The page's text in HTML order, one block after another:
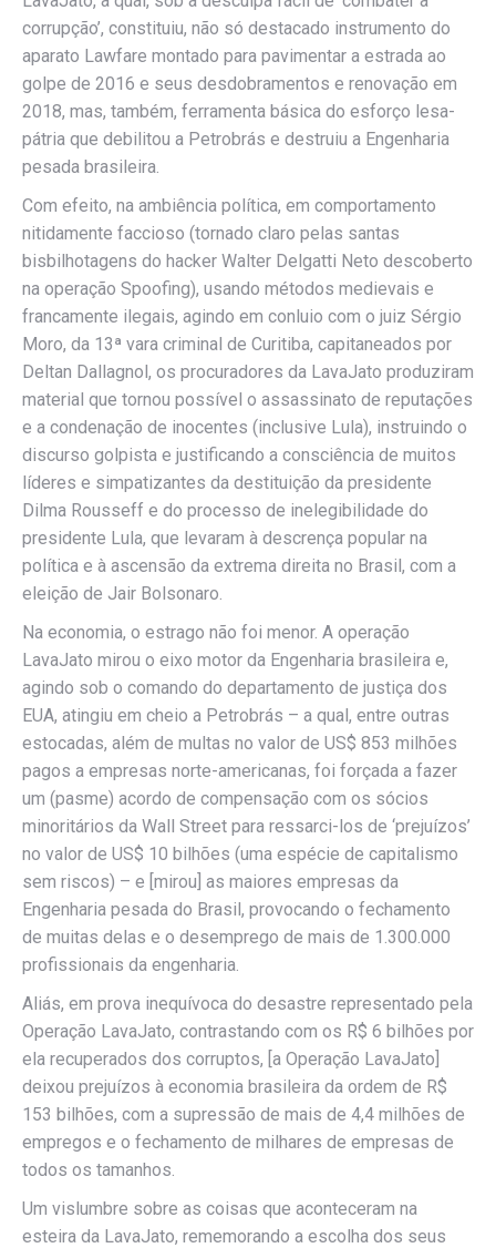
corrupção’, constituiu, não só destacado instrumento do
aparato Lawfare montado para pavimentar a estrada ao
golpe de 2016 e seus desdobramentos e renovação em
2018, mas, também, ferramenta básica do esforço lesa-
pátria que debilitou a Petrobrás e destruiu a Engenharia
pesada brasileira.
Com efeito, na ambiência política, em comportamento
nitidamente faccioso (tornado claro pelas santas
bisbilhotagens do hacker Walter Delgatti Neto descoberto
na operação Spoofing), usando métodos medievais e
francamente ilegais, agindo em conluio com o juiz Sérgio
Moro, da 13ª vara criminal de Curitiba, capitaneados por
Deltan Dallagnol, os procuradores da LavaJato produziram
material que tornou possível o assassinato de reputações
e a condenação de inocentes (inclusive Lula), instruindo o
discurso golpista e justificando a consciência de muitos
líderes e simpatizantes da destituição da presidente
Dilma Rousseff e do processo de inelegibilidade do
presidente Lula, que levaram à descrença popular na
política e à ascensão da extrema direita no Brasil, com a
eleição de Jair Bolsonaro.
Na economia, o estrago não foi menor. A operação
LavaJato mirou o eixo motor da Engenharia brasileira e,
agindo sob o comando do departamento de justiça dos
EUA, atingiu em cheio a Petrobrás – a qual, entre outras
estocadas, além de multas no valor de US$ 853 milhões
pagos a empresas norte-americanas, foi forçada a fazer
um (pasme) acordo de compensação com os sócios
minoritários da Wall Street para ressarci-los de ‘prejuízos’
no valor de US$ 10 bilhões (uma espécie de capitalismo
sem riscos) – e [mirou] as maiores empresas da
Engenharia pesada do Brasil, provocando o fechamento
de muitas delas e o desemprego de mais de 1.300.000
profissionais da engenharia.
Aliás, em prova inequívoca do desastre representado pela
Operação LavaJato, contrastando com os R$ 6 bilhões por
ela recuperados dos corruptos, [a Operação LavaJato]
deixou prejuízos à economia brasileira da ordem de R$
153 bilhões, com a supressão de mais de 4,4 milhões de
empregos e o fechamento de milhares de empresas de
todos os tamanhos.
Um vislumbre sobre as coisas que aconteceram na
esteira da LavaJato, rememorando a escolha dos seus